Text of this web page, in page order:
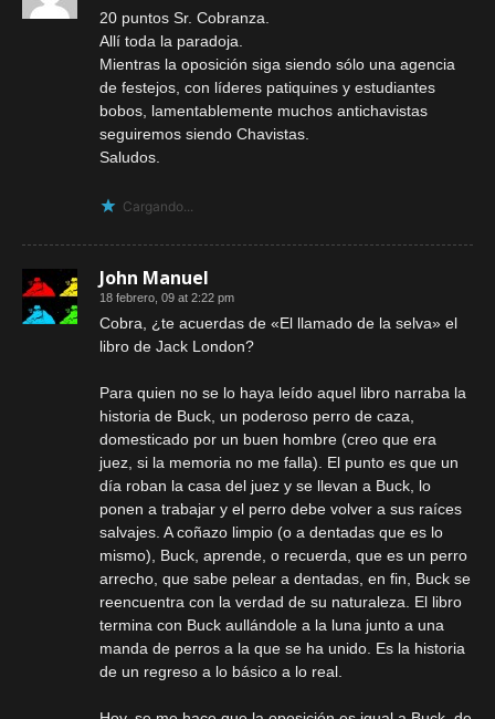
20 puntos Sr. Cobranza.
Allí toda la paradoja.
Mientras la oposición siga siendo sólo una agencia
de festejos, con líderes patiquines y estudiantes
bobos, lamentablemente muchos antichavistas
seguiremos siendo Chavistas.
Saludos.
Cargando...
John Manuel
18 febrero, 09 at 2:22 pm
Cobra, ¿te acuerdas de «El llamado de la selva» el
libro de Jack London?
Para quien no se lo haya leído aquel libro narraba la
historia de Buck, un poderoso perro de caza,
domesticado por un buen hombre (creo que era
juez, si la memoria no me falla). El punto es que un
día roban la casa del juez y se llevan a Buck, lo
ponen a trabajar y el perro debe volver a sus raíces
salvajes. A coñazo limpio (o a dentadas que es lo
mismo), Buck, aprende, o recuerda, que es un perro
arrecho, que sabe pelear a dentadas, en fin, Buck se
reencuentra con la verdad de su naturaleza. El libro
termina con Buck aullándole a la luna junto a una
manda de perros a la que se ha unido. Es la historia
de un regreso a lo básico a lo real.